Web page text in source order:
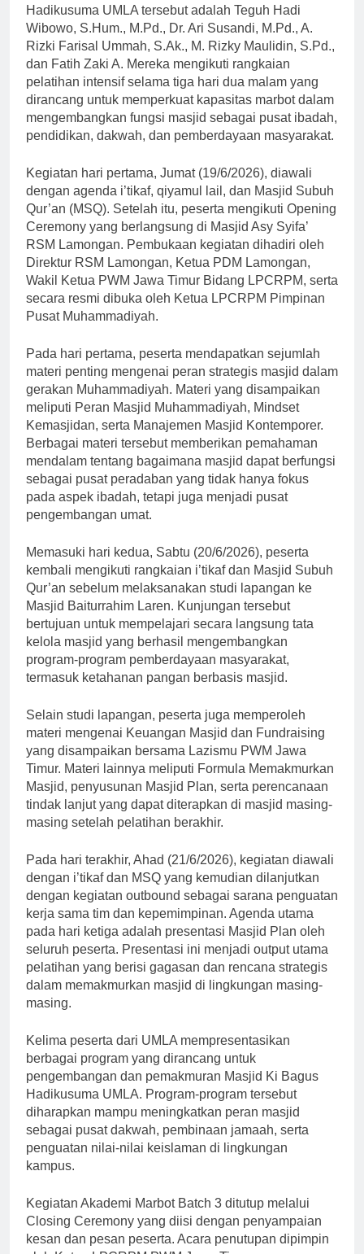
Hadikusuma UMLA tersebut adalah Teguh Hadi
Wibowo, S.Hum., M.Pd., Dr. Ari Susandi, M.Pd., A.
Rizki Farisal Ummah, S.Ak., M. Rizky Maulidin, S.Pd.,
dan Fatih Zaki A. Mereka mengikuti rangkaian
pelatihan intensif selama tiga hari dua malam yang
dirancang untuk memperkuat kapasitas marbot dalam
mengembangkan fungsi masjid sebagai pusat ibadah,
pendidikan, dakwah, dan pemberdayaan masyarakat.
Kegiatan hari pertama, Jumat (19/6/2026), diawali
dengan agenda i’tikaf, qiyamul lail, dan Masjid Subuh
Qur’an (MSQ). Setelah itu, peserta mengikuti Opening
Ceremony yang berlangsung di Masjid Asy Syifa’
RSM Lamongan. Pembukaan kegiatan dihadiri oleh
Direktur RSM Lamongan, Ketua PDM Lamongan,
Wakil Ketua PWM Jawa Timur Bidang LPCRPM, serta
secara resmi dibuka oleh Ketua LPCRPM Pimpinan
Pusat Muhammadiyah.
Pada hari pertama, peserta mendapatkan sejumlah
materi penting mengenai peran strategis masjid dalam
gerakan Muhammadiyah. Materi yang disampaikan
meliputi Peran Masjid Muhammadiyah, Mindset
Kemasjidan, serta Manajemen Masjid Kontemporer.
Berbagai materi tersebut memberikan pemahaman
mendalam tentang bagaimana masjid dapat berfungsi
sebagai pusat peradaban yang tidak hanya fokus
pada aspek ibadah, tetapi juga menjadi pusat
pengembangan umat.
Memasuki hari kedua, Sabtu (20/6/2026), peserta
kembali mengikuti rangkaian i’tikaf dan Masjid Subuh
Qur’an sebelum melaksanakan studi lapangan ke
Masjid Baiturrahim Laren. Kunjungan tersebut
bertujuan untuk mempelajari secara langsung tata
kelola masjid yang berhasil mengembangkan
program-program pemberdayaan masyarakat,
termasuk ketahanan pangan berbasis masjid.
Selain studi lapangan, peserta juga memperoleh
materi mengenai Keuangan Masjid dan Fundraising
yang disampaikan bersama Lazismu PWM Jawa
Timur. Materi lainnya meliputi Formula Memakmurkan
Masjid, penyusunan Masjid Plan, serta perencanaan
tindak lanjut yang dapat diterapkan di masjid masing-
masing setelah pelatihan berakhir.
Pada hari terakhir, Ahad (21/6/2026), kegiatan diawali
dengan i’tikaf dan MSQ yang kemudian dilanjutkan
dengan kegiatan outbound sebagai sarana penguatan
kerja sama tim dan kepemimpinan. Agenda utama
pada hari ketiga adalah presentasi Masjid Plan oleh
seluruh peserta. Presentasi ini menjadi output utama
pelatihan yang berisi gagasan dan rencana strategis
dalam memakmurkan masjid di lingkungan masing-
masing.
Kelima peserta dari UMLA mempresentasikan
berbagai program yang dirancang untuk
pengembangan dan pemakmuran Masjid Ki Bagus
Hadikusuma UMLA. Program-program tersebut
diharapkan mampu meningkatkan peran masjid
sebagai pusat dakwah, pembinaan jamaah, serta
penguatan nilai-nilai keislaman di lingkungan
kampus.
Kegiatan Akademi Marbot Batch 3 ditutup melalui
Closing Ceremony yang diisi dengan penyampaian
kesan dan pesan peserta. Acara penutupan dipimpin